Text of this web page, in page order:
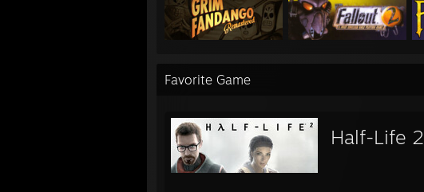
Favorite Game
Half-Life 2